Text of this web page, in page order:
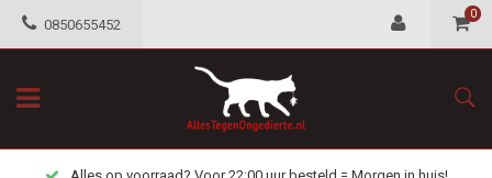
0850655452
0